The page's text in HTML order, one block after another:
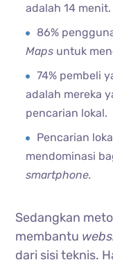
adalah 14 menit.
86%
Maps untuk
74% pembeli
adalah mereka
pencarian lokal.
Pencarian
mendominasi
smartphone.
Sedangkan
membantu
dari sisi teknis.